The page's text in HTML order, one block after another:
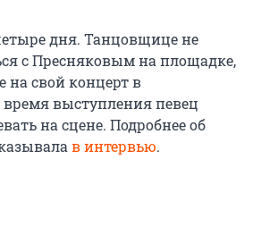
дня. Танцовщице не
с Пресняковым на площадке,
на свой концерт в
время выступления певец
на сцене. Подробнее об
в интервью.